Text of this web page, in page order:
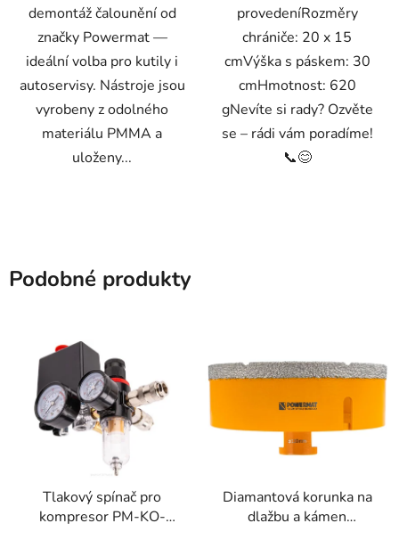
demontáž čalounění od
značky Powermat —
ideální volba pro kutily i
autoservisy. Nástroje jsou
vyrobeny z odolného
materiálu PMMA a
uloženy...
provedeníRozměry
chrániče: 20 x 15
cmVýška s páskem: 30
cmHmotnost: 620
gNevíte si rady? Ozvěte
se – rádi vám poradíme!
📞😊
Podobné produkty
Tlakový spínač pro
kompresor PM-KO-
Diamantová korunka na
dlažbu a kámen